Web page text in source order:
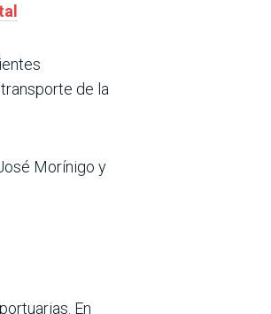
de la
Morínigo y
En